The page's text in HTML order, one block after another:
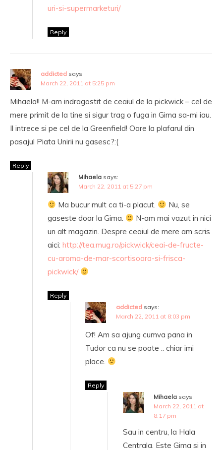
uri-si-supermarketuri/
Reply
addicted says:
March 22, 2011 at 5:25 pm
Mihaela!! M-am indragostit de ceaiul de la pickwick – cel de
mere primit de la tine si sigur trag o fuga in Gima sa-mi iau.
Il intrece si pe cel de la Greenfield! Oare la plafarul din
pasajul Piata Unirii nu gasesc?:(
Reply
Mihaela says:
March 22, 2011 at 5:27 pm
Ma bucur mult ca ti-a placut.
Nu, se
gaseste doar la Gima.
N-am mai vazut in nici
un alt magazin. Despre ceaiul de mere am scris
aici: http://tea.mug.ro/pickwick/ceai-de-fructe-
cu-aroma-de-mar-scortisoara-si-frisca-
pickwick/
Reply
addicted says:
March 22, 2011 at 8:03 pm
Of! Am sa ajung cumva pana in
Tudor ca nu se poate .. chiar imi
place.
Reply
Mihaela says:
March 22, 2011 at
8:17 pm
Sau in centru, la Hala
Centrala. Este Gima si in